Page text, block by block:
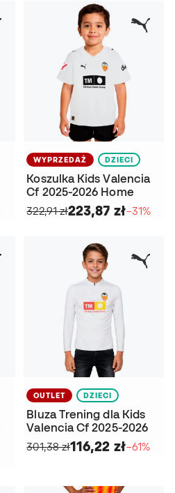
WYPRZEDAŻ DZIECI
Koszulka Kids Valencia
Cf 2025-2026 Home
322,91 zł223,87 zł−31%
OUTLET DZIECI
Bluza Trening dla Kids
Valencia Cf 2025-2026
301,38 zł116,22 zł−61%